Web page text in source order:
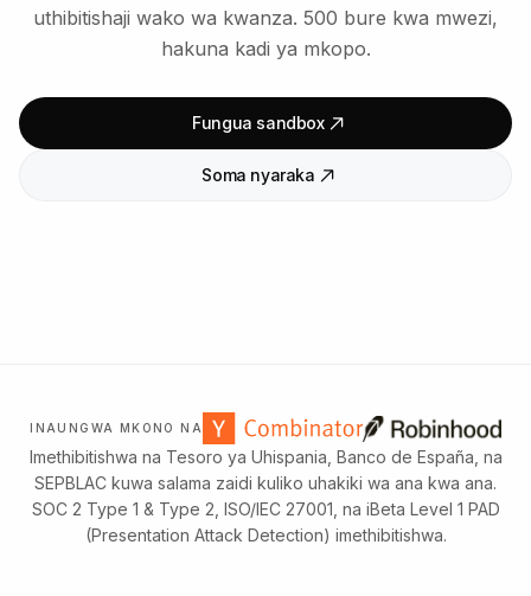
uthibitishaji wako wa kwanza. 500 bure kwa mwezi,
hakuna kadi ya mkopo.
Fungua sandbox
Soma nyaraka
INAUNGWA MKONO NA
Imethibitishwa na Tesoro ya Uhispania, Banco de España, na
SEPBLAC kuwa salama zaidi kuliko uhakiki wa ana kwa ana.
SOC 2 Type 1 & Type 2, ISO/IEC 27001, na iBeta Level 1 PAD
(Presentation Attack Detection) imethibitishwa.